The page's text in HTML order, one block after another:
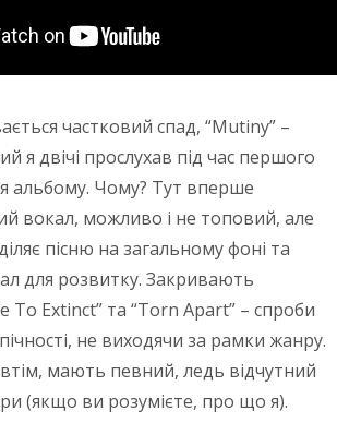
частковий спад, “Mutiny” –
я двічі прослухав під час першого
альбому. Чому? Тут вперше
вокал, можливо і не топовий, але
пісню на загальному фоні та
для розвитку. Закривають
To Extinct” та “Torn Apart” – спроби
не виходячи за рамки жанру.
мають певний, ледь відчутний
(якщо ви розумієте, про що я).